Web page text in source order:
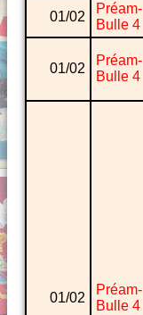
01/02
Préam-
Bulle 4
01/02
Préam-
Bulle 4
01/02
Préam-
Bulle 4